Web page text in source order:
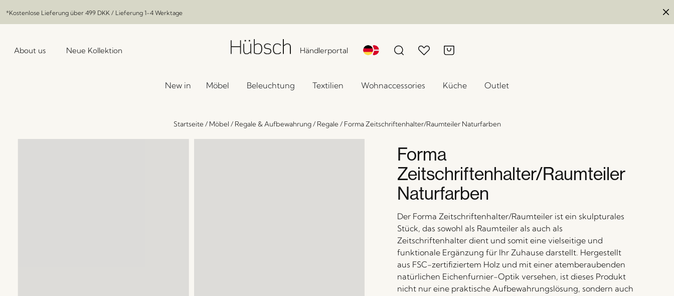
*Kostenlose Lieferung über 499 DKK / Lieferung 1-4 Werktage
About us Neue Kollektion Händlerportal
New in Möbel Beleuchtung Textilien Wohnaccessories Küche Outlet
Startseite/ Möbel / Regale & Aufbewahrung/ Regale/ Forma Zeitschriftenhalter/Raumteiler Naturfarben
Forma
Zeitschriftenhalter/Raumteiler
Naturfarben
Der Forma Zeitschriftenhalter/Raumteiler ist ein skulpturales
Stück, das sowohl als Raumteiler als auch als
Zeitschriftenhalter dient und somit eine vielseitige und
funktionale Ergänzung für Ihr Zuhause darstellt. Hergestellt
aus FSC-zertifiziertem Holz und mit einer atemberaubenden
natürlichen Eichenfurnier-Optik versehen, ist dieses Produkt
nicht nur eine praktische Aufbewahrungslösung, sondern auch